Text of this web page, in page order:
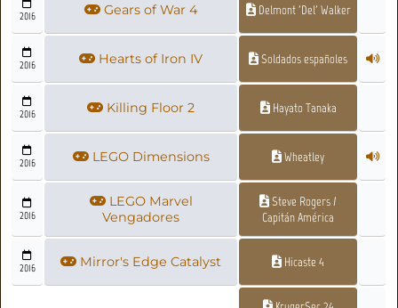
2016 Gears of War 4 Delmont 'Del' Walker
2016 Hearts of Iron IV Soldados españoles
2016 Killing Floor 2 Hayato Tanaka
2016 LEGO Dimensions Wheatley
2016
LEGO Marvel
Vengadores
Steve Rogers /
Capitán América
2016 Mirror's Edge Catalyst Hicaste 4